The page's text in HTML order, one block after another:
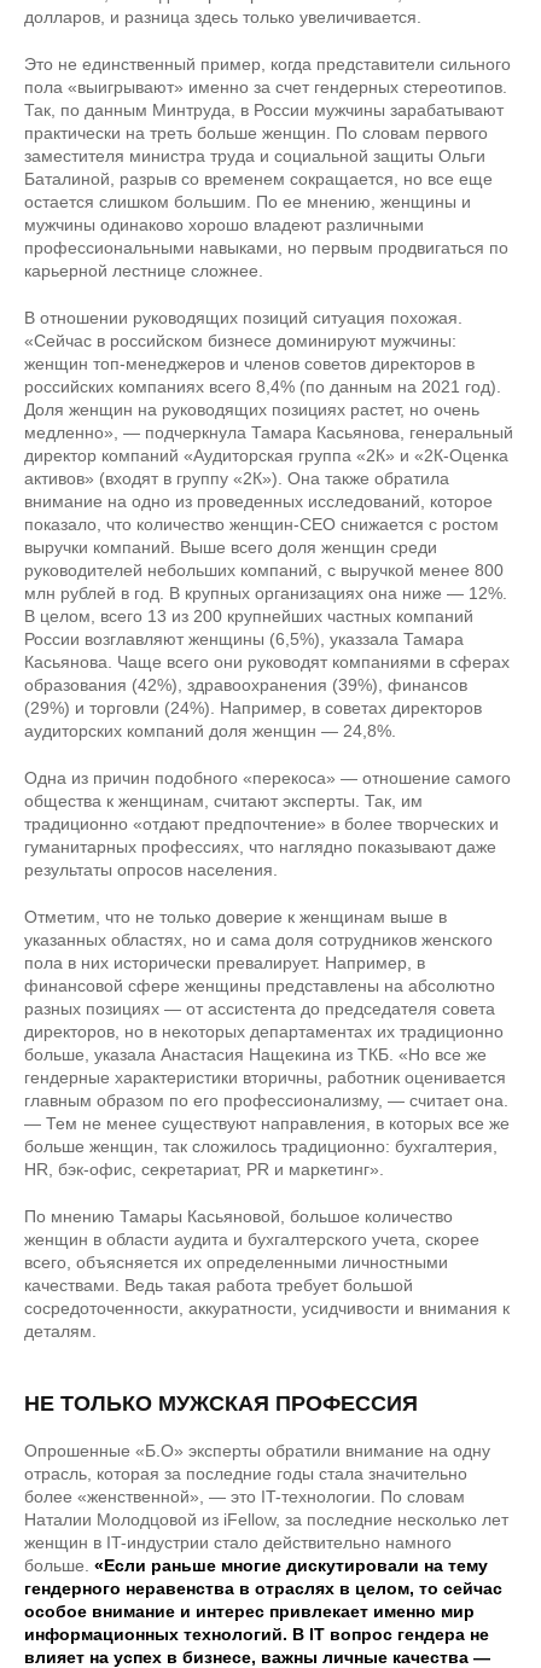
долларов, и разница здесь только увеличивается.
Это не единственный пример, когда представители сильного
пола «выигрывают» именно за счет гендерных стереотипов.
Так, по данным Минтруда, в России мужчины зарабатывают
практически на треть больше женщин. По словам первого
заместителя министра труда и социальной защиты Ольги
Баталиной, разрыв со временем сокращается, но все еще
остается слишком большим. По ее мнению, женщины и
мужчины одинаково хорошо владеют различными
профессиональными навыками, но первым продвигаться по
карьерной лестнице сложнее.
В отношении руководящих позиций ситуация похожая.
«Сейчас в российском бизнесе доминируют мужчины:
женщин топ-менеджеров и членов советов директоров в
российских компаниях всего 8,4% (по данным на 2021 год).
Доля женщин на руководящих позициях растет, но очень
медленно», — подчеркнула Тамара Касьянова, генеральный
директор компаний «Аудиторская группа «2К» и «2К-Оценка
активов» (входят в группу «2К»). Она также обратила
внимание на одно из проведенных исследований, которое
показало, что количество женщин-CEO снижается с ростом
выручки компаний. Выше всего доля женщин среди
руководителей небольших компаний, с выручкой менее 800
млн рублей в год. В крупных организациях она ниже — 12%.
В целом, всего 13 из 200 крупнейших частных компаний
России возглавляют женщины (6,5%), указзала Тамара
Касьянова. Чаще всего они руководят компаниями в сферах
образования (42%), здравоохранения (39%), финансов
(29%) и торговли (24%). Например, в советах директоров
аудиторских компаний доля женщин — 24,8%.
Одна из причин подобного «перекоса» — отношение самого
общества к женщинам, считают эксперты. Так, им
традиционно «отдают предпочтение» в более творческих и
гуманитарных профессиях, что наглядно показывают даже
результаты опросов населения.
Отметим, что не только доверие к женщинам выше в
указанных областях, но и сама доля сотрудников женского
пола в них исторически превалирует. Например, в
финансовой сфере женщины представлены на абсолютно
разных позициях — от ассистента до председателя совета
директоров, но в некоторых департаментах их традиционно
больше, указала Анастасия Нащекина из ТКБ. «Но все же
гендерные характеристики вторичны, работник оценивается
главным образом по его профессионализму, — считает она.
— Тем не менее существуют направления, в которых все же
больше женщин, так сложилось традиционно: бухгалтерия,
HR, бэк-офис, секретариат, PR и маркетинг».
По мнению Тамары Касьяновой, большое количество
женщин в области аудита и бухгалтерского учета, скорее
всего, объясняется их определенными личностными
качествами. Ведь такая работа требует большой
сосредоточенности, аккуратности, усидчивости и внимания к
деталям.
НЕ ТОЛЬКО МУЖСКАЯ ПРОФЕССИЯ
Опрошенные «Б.О» эксперты обратили внимание на одну
отрасль, которая за последние годы стала значительно
более «женственной», — это IT-технологии. По словам
Наталии Молодцовой из iFellow, за последние несколько лет
женщин в IT-индустрии стало действительно намного
больше. «Если раньше многие дискутировали на тему
гендерного неравенства в отраслях в целом, то сейчас
особое внимание и интерес привлекает именно мир
информационных технологий. В IT вопрос гендера не
влияет на успех в бизнесе, важны личные качества —